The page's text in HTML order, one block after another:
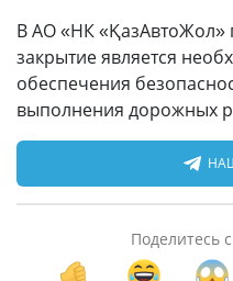
В АО «НК «ҚазАвтоЖол»
закрытие является
обеспечения
выполнения дорожных
Поделитесь